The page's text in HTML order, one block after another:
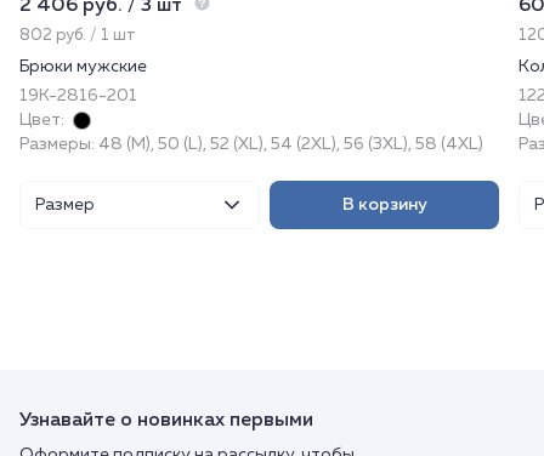
2 406 руб. / 3 шт
802 руб. / 1 шт
Брюки мужские
19К-2816-201
Цвет:
Размеры: 48 (M), 50 (L), 52 (XL), 54 (2XL), 56 (3XL), 58 (4XL)
Размер В корзину
Узнавайте о новинках первыми